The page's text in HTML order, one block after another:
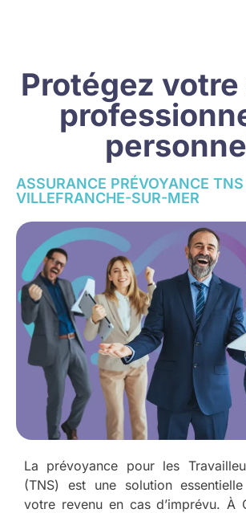
Protégez
ASSURANCE PRÉVOYANCE
VILLEFRANCHE-SUR-MER
La prévoyance pour les
(TNS) est une solution
votre revenu en cas d’imprévu. À